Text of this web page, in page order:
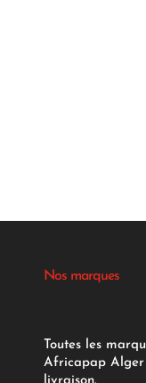
Nos marques
Toutes les
Africapap Alger